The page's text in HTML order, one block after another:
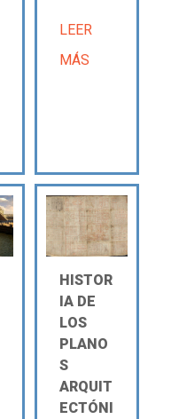
LEER
MÁS
HISTOR
IA DE
LOS
PLANO
S
ARQUIT
ECTÓNI